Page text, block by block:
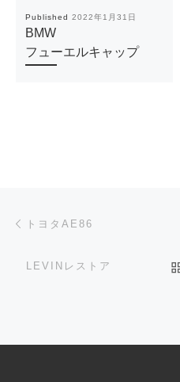
Published 2022年1月31日
BMW
フューエルキャップ
Post navigation
トヨタAE86
LEVINレストア